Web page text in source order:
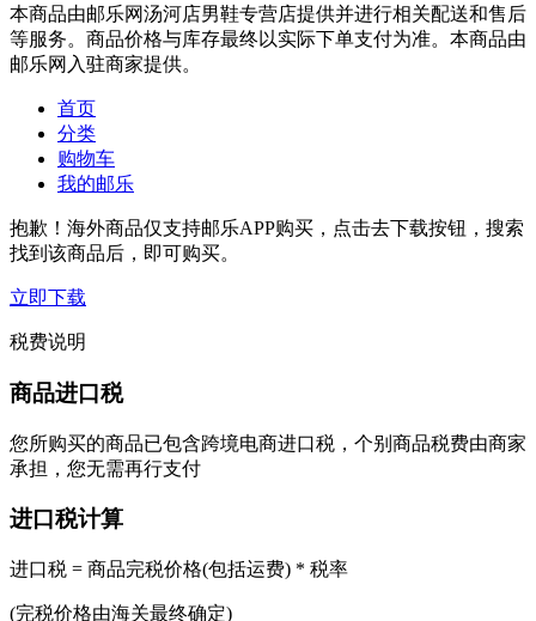
本商品由邮乐网汤河店男鞋专营店提供并进行相关配送和售后
等服务。商品价格与库存最终以实际下单支付为准。本商品由
邮乐网入驻商家提供。
首页
分类
购物车
我的邮乐
抱歉！海外商品仅支持邮乐APP购买，点击去下载按钮，搜索
找到该商品后，即可购买。
立即下载
税费说明
商品进口税
您所购买的商品已包含跨境电商进口税，个别商品税费由商家
承担，您无需再行支付
进口税计算
进口税 = 商品完税价格(包括运费) * 税率
(完税价格由海关最终确定)